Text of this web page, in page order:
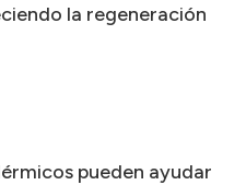
la regeneración
pueden ayudar